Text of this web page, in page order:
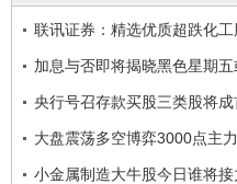
联讯证券：精选优质超跌化
加息与否即将揭晓黑色星期
央行号召存款买股三类股将
大盘震荡多空博弈3000点主
小金属制造大牛股今日谁将